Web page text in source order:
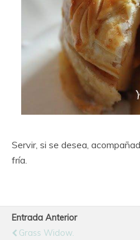
Servir, si se desea,
fría.
Entrada Anterior
Grass Widow.